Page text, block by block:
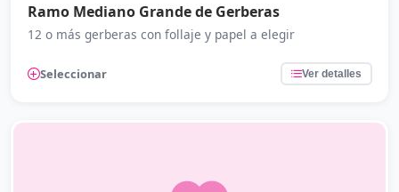
Ramo Mediano Grande de Gerberas
12 o más gerberas con follaje y papel a elegir
Seleccionar Ver detalles